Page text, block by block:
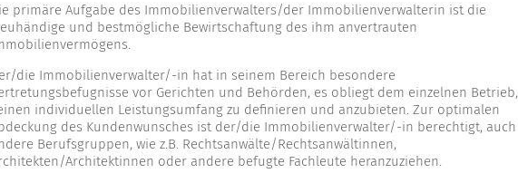
primäre Aufgabe des Immobilienverwalters/der Immobilienverwalterin ist die
und bestmögliche Bewirtschaftung des ihm anvertrauten
die Immobilienverwalter/-in hat in seinem Bereich besondere
vor Gerichten und Behörden, es obliegt dem einzelnen Betrieb,
individuellen Leistungsumfang zu definieren und anzubieten. Zur optimalen
des Kundenwunsches ist der/die Immobilienverwalter/-in berechtigt, auch
Berufsgruppen, wie z.B. Rechtsanwälte/Rechtsanwältinnen,
Architektinnen oder andere befugte Fachleute heranzuziehen.